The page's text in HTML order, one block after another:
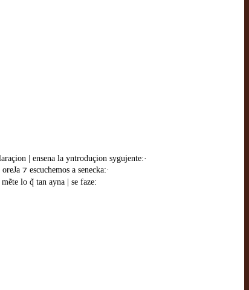
| ensena la yntroduçion sygujente:·
⁊ escuchemos a senecka:·
lo q̃ tan ayna | se faze: